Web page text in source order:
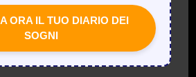
ORA IL TUO DIARIO DEI
SOGNI